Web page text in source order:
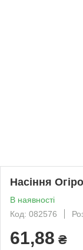
Насіння
В наявності
Код: 082576
61,88 ₴